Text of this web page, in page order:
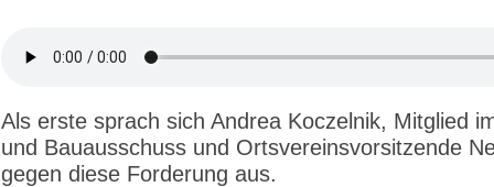
Als erste sprach sich Andrea Koczelnik, Mitglied
und Bauausschuss und Ortsvereinsvorsitzende
gegen diese Forderung aus.